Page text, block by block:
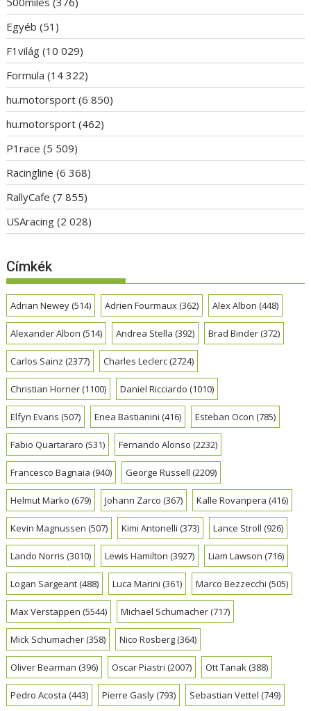
Egyéb (51)
F1világ (10 029)
Formula (14 322)
hu.motorsport (6 850)
hu.motorsport (462)
P1race (5 509)
Racingline (6 368)
RallyCafe (7 855)
USAracing (2 028)
Címkék
Adrian Newey(514) Adrien Fourmaux(362) Alex Albon (448)
Alexander Albon (514) Andrea Stella (392) Brad Binder(372)
Carlos Sainz (2377) Charles Leclerc(2724)
Christian Horner(1100) Daniel Ricciardo (1010)
Elfyn Evans (507) Enea Bastianini (416) Esteban Ocon (785)
Fabio Quartararo (531) Fernando Alonso (2232)
Francesco Bagnaia (940) George Russell (2209)
Helmut Marko (679) Johann Zarco (367) Kalle Rovanpera (416)
Kevin Magnussen (507) Kimi Antonelli (373) Lance Stroll (926)
Lando Norris (3010) Lewis Hamilton (3927) Liam Lawson (716)
Logan Sargeant(488) Luca Marini (361) Marco Bezzecchi (505)
Max Verstappen (5544) Michael Schumacher(717)
Mick Schumacher(358) Nico Rosberg(364)
Oliver Bearman (396) Oscar Piastri (2007) Ott Tanak(388)
Pedro Acosta (443) Pierre Gasly(793) Sebastian Vettel (749)